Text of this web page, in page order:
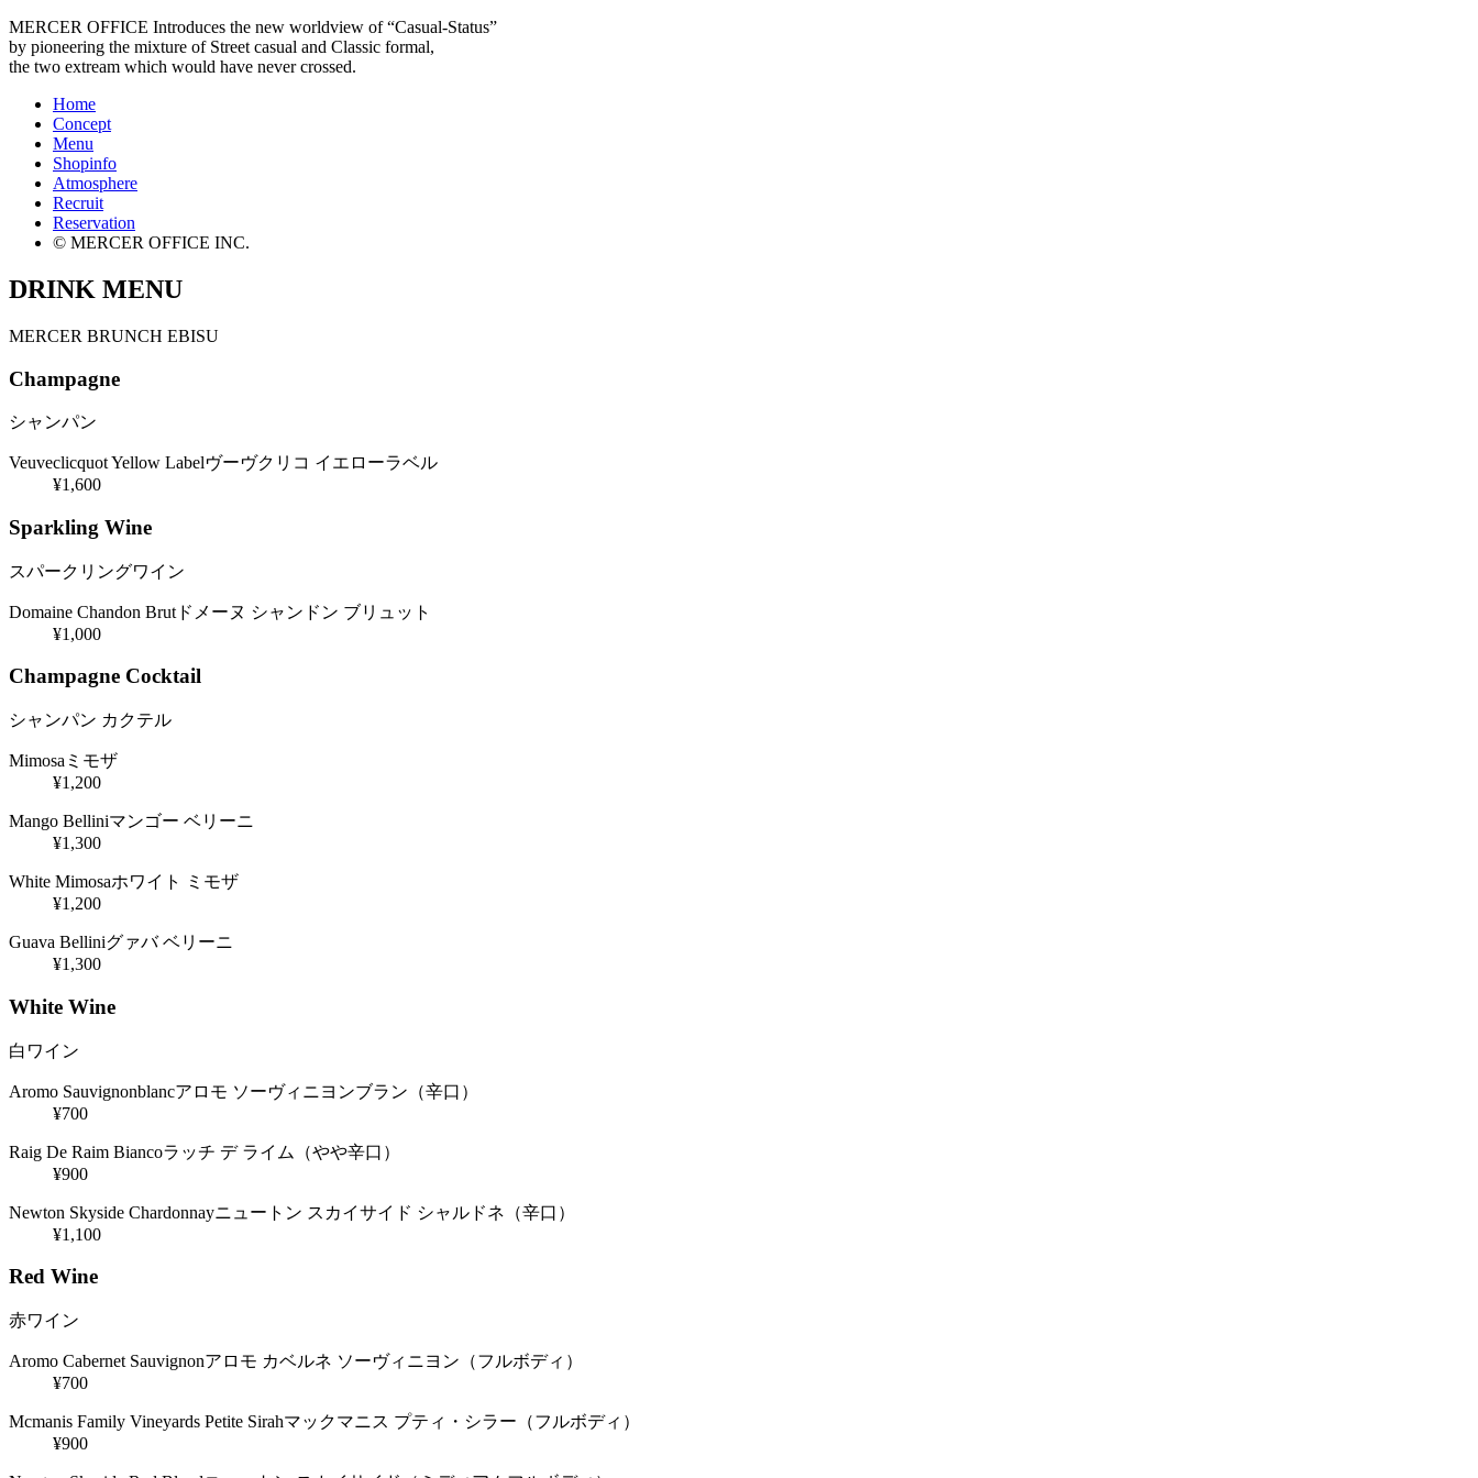
MERCER OFFICE Introduces the new worldview of “Casual-Status”
by pioneering the mixture of Street casual and Classic formal,
the two extream which would have never crossed.
Home
Concept
Menu
Shopinfo
Atmosphere
Recruit
Reservation
© MERCER OFFICE INC.
DRINK MENU
MERCER BRUNCH EBISU
Champagne
シャンパン
Veuveclicquot Yellow Labelヴーヴクリコ イエローラベル
¥1,600
Sparkling Wine
スパークリングワイン
Domaine Chandon Brut ドメーヌ シャンドン ブリュット
¥1,000
Champagne Cocktail
シャンパン カクテル
Mimosa ミモザ
¥1,200
Mango Belliniマンゴー ベリーニ
¥1,300
White Mimosaホワイト ミモザ
¥1,200
Guava Belliniグァバ ベリーニ
¥1,300
White Wine
白ワイン
Aromo Sauvignonblancアロモ ソーヴィニヨンブラン（辛口）
¥700
Raig De Raim Biancoラッチ デ ライム（やや辛口）
¥900
Newton Skyside Chardonnayニュートン スカイサイド シャルドネ（辛口）
¥1,100
Red Wine
赤ワイン
Aromo Cabernet Sauvignonアロモ カベルネ ソーヴィニヨン（フルボディ）
¥700
Mcmanis Family Vineyards Petite Sirahマックマニス プティ・シラー（フルボディ）
¥900